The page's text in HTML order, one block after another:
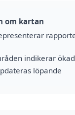
om kartan
indikerar
löpande